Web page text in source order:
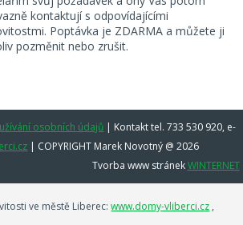
kontaktují s odpovídajícími
Poptávka je ZDARMA a můžete ji
pozměnit nebo zrušit.
osobních údajů | Kontakt tel. 733 530 920, e-
| COPYRIGHT Marek Novotný @ 2026
Tvorba www stránekWINTERNET
ve městě Liberec:www.domy-vliberci.cz ,